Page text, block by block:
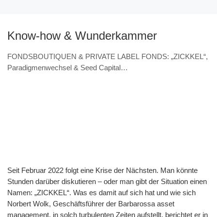
Know-how & Wunderkammer
FONDSBOUTIQUEN & PRIVATE LABEL FONDS: „ZICKKEL“,
Paradigmenwechsel & Seed Capital
Seit Februar 2022 folgt eine Krise der Nächsten. Man könnte
Stunden darüber diskutieren – oder man gibt der Situation einen
Namen: „ZICKKEL“. Was es damit auf sich hat und wie sich
Norbert Wolk, Geschäftsführer der Barbarossa asset
management, in solch turbulenten Zeiten aufstellt, berichtet er in